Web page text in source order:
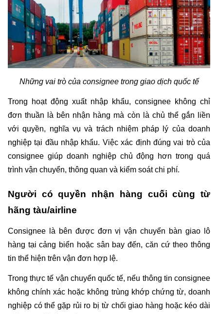
Những vai trò của consignee trong giao dịch quốc tế
Trong hoạt động xuất nhập khẩu, consignee không chỉ
đơn thuần là bên nhận hàng mà còn là chủ thể gắn liền
với quyền, nghĩa vụ và trách nhiệm pháp lý của doanh
nghiệp tại đầu nhập khẩu. Việc xác định đúng vai trò của
consignee giúp doanh nghiệp chủ động hơn trong quá
trình vận chuyển, thông quan và kiểm soát chi phí.
Người có quyền nhận hàng cuối cùng từ
hãng tàu/airline
Consignee là bên được đơn vị vận chuyển bàn giao lô
hàng tại cảng biển hoặc sân bay đến, căn cứ theo thông
tin thể hiện trên vận đơn hợp lệ.
Trong thực tế vận chuyển quốc tế, nếu thông tin consignee
không chính xác hoặc không trùng khớp chứng từ, doanh
nghiệp có thể gặp rủi ro bị từ chối giao hàng hoặc kéo dài